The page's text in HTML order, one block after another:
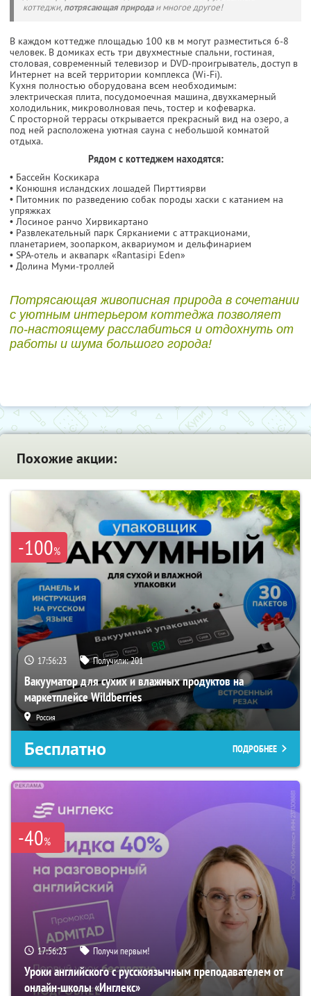
коттеджи, потрясающая природаи многое другое!
В каждом коттедже площадью 100 кв м могут разместиться 6-8
человек. В домиках есть три двухместные спальни, гостиная,
столовая, современный телевизор и DVD-проигрыватель, доступ в
Интернет на всей территории комплекса (Wi-Fi).
Кухня полностью оборудована всем необходимым:
электрическая плита, посудомоечная машина, двухкамерный
холодильник, микроволновая печь, тостер и кофеварка.
С просторной террасы открывается прекрасный вид на озеро, а
под ней расположена уютная сауна с небольшой комнатой
отдыха.
Рядом с коттеджем находятся:
• Бассейн Коскикара
• Конюшня исландских лошадей Пирттиярви
• Питомник по разведению собак породы хаски с катанием на
упряжках
• Лосиное ранчо Хирвикартано
• Развлекательный парк Сярканиеми с аттракционами,
планетарием, зоопарком, аквариумом и дельфинарием
• SPA-отель и аквапарк «Rantasipi Eden»
• Долина Муми-троллей
Потрясающая живописная природа в сочетании
с уютным интерьером коттеджа позволяет
по-настоящему расслабиться и отдохнуть от
работы и шума большого города!
Похожие акции:
-100%
17:56:22 Получили:201
Вакууматор для сухих и влажных продуктов на
маркетплейсе Wildberries
Россия
Бесплатно ПОДРОБНЕЕ
-40%
17:56:22 Получи первым!
Уроки английского с русскоязычным преподавателем от
онлайн-школы «Инглекс»